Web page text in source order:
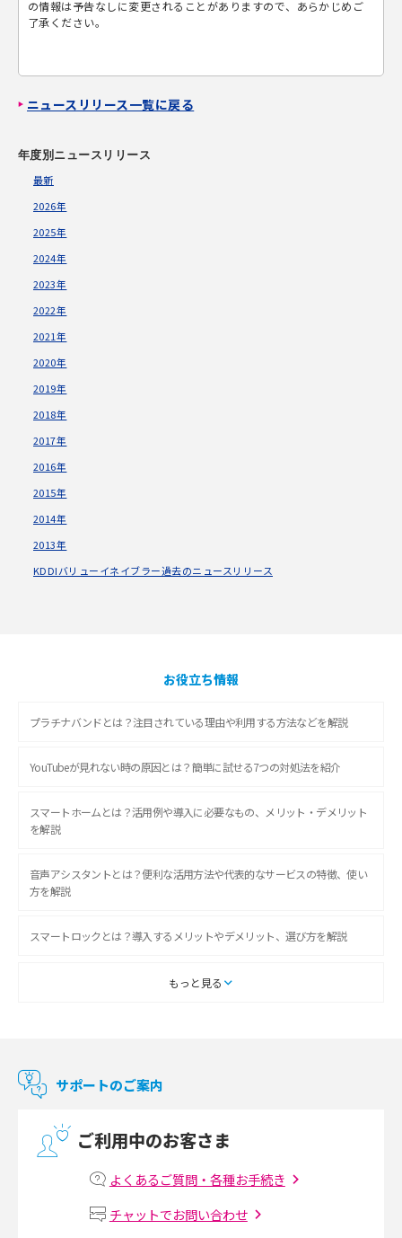
の情報は予告なしに変更されることがありますので、あらかじめご
了承ください。
ニュースリリース一覧に戻る
年度別ニュースリリース
最新
2026年
2025年
2024年
2023年
2022年
2021年
2020年
2019年
2018年
2017年
2016年
2015年
2014年
2013年
KDDIバリューイネイブラー過去のニュースリリース
お役立ち情報
プラチナバンドとは？注目されている理由や利用する方法などを解説
YouTubeが見れない時の原因とは？簡単に試せる7つの対処法を紹介
スマートホームとは？活用例や導入に必要なもの、メリット・デメリット
を解説
音声アシスタントとは？便利な活用方法や代表的なサービスの特徴、使い
方を解説
スマートロックとは？導入するメリットやデメリット、選び方を解説
スマートテレビとは？特徴や選び方、使い方をわかりやすく解説
マンションで使えるWi-Fiは？種類ごとの特徴や選び方を紹介
マンションで光回線の利用を始める手順は？設備状況の確認方法も解説
Wi-Fiルーターの設定方法をわかりやすく解説！事前に準備すべきものも紹
もっと見る
サポートのご案内
ご利用中のお客さま
よくあるご質問・各種お手続き
チャットでお問い合わせ